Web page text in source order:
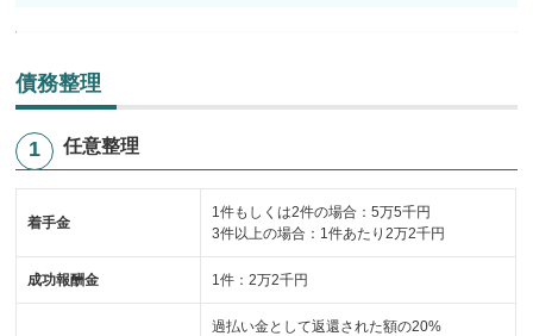
債務整理
任意整理
着手金
1件もしくは2件の場合：5万5千円
3件以上の場合：1件あたり2万2千円
成功報酬金 1件：2万2千円
過払い金として返還された額の20%